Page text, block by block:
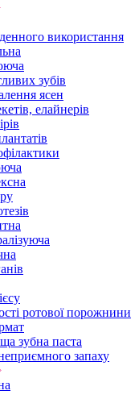
використання
зубів
ясен
елайнерів
ротової порожнини
зубна паста
запаху